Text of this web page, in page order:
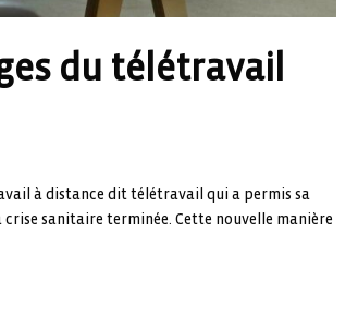
du télétravail
à distance dit télétravail qui a permis sa
sanitaire terminée. Cette nouvelle manière